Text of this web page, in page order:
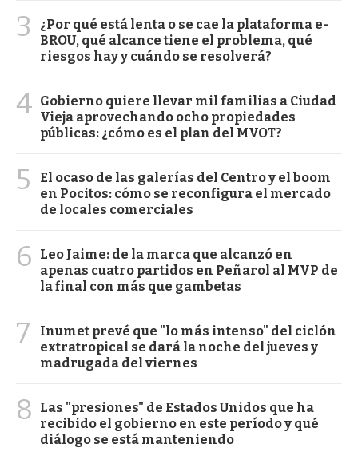
3
¿Por qué está lenta o se cae la plataforma e-
BROU, qué alcance tiene el problema, qué
riesgos hay y cuándo se resolverá?
4 Gobierno quiere llevar mil familias a Ciudad
Vieja aprovechando ocho propiedades
públicas: ¿cómo es el plan del MVOT?
5
El ocaso de las galerías del Centro y el boom
en Pocitos: cómo se reconfigura el mercado
de locales comerciales
6
Leo Jaime: de la marca que alcanzó en
apenas cuatro partidos en Peñarol al MVP de
la final con más que gambetas
7
Inumet prevé que "lo más intenso" del ciclón
extratropical se dará la noche del jueves y
madrugada del viernes
8
Las "presiones" de Estados Unidos que ha
recibido el gobierno en este período y qué
diálogo se está manteniendo